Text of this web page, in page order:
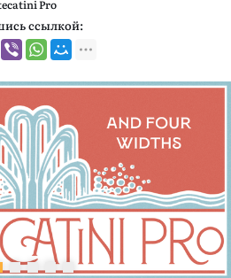
Pro
ссылкой: